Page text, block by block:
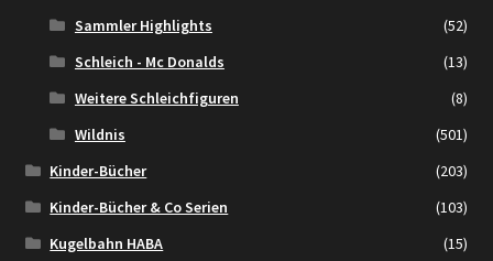
Sammler Highlights
(52)
Schleich - Mc Donalds
(13)
Weitere Schleichfiguren
(8)
Wildnis
(501)
Kinder-Bücher
(203)
Kinder-Bücher & Co Serien
(103)
Kugelbahn HABA
(15)